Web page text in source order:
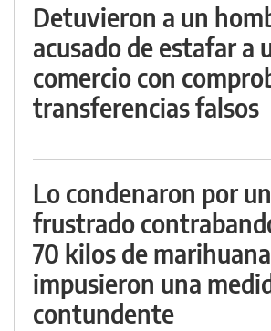
Detuvieron a un
acusado de estafar a
comercio con
transferencias falsos
Lo condenaron por un
frustrado
70 kilos de
impusieron una
contundente